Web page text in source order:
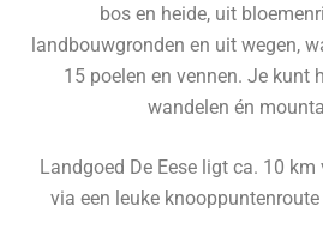
bos en heide, uit
landbouwgronden en uit wegen,
15 poelen en vennen. Je kunt
wandelen én
Landgoed De Eese ligt ca. 10
via een leuke